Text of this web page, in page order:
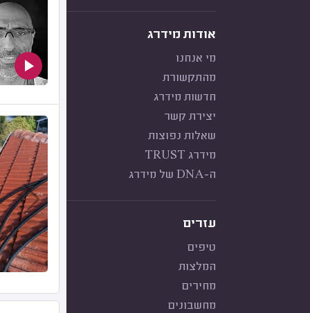
אודות מידרג
מי אנחנו
מהתקשורת
חדשות מידרג
יצירת קשר
שאלות נפוצות
מידרג TRUST
ה-DNA של מידרג
עזרים
טיפים
המלצות
מחירים
מחשבונים